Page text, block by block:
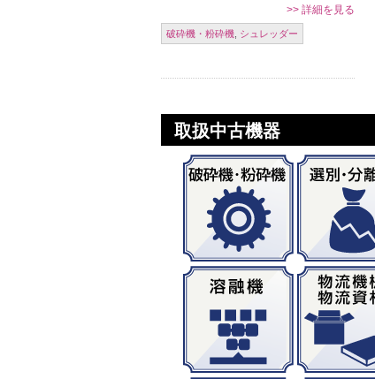
ー:1.5kw 単相230V 50Hz ※スクリーン
無し […]
>> 詳細を見る
破砕機・粉砕機, シュレッダー
取扱中古機器